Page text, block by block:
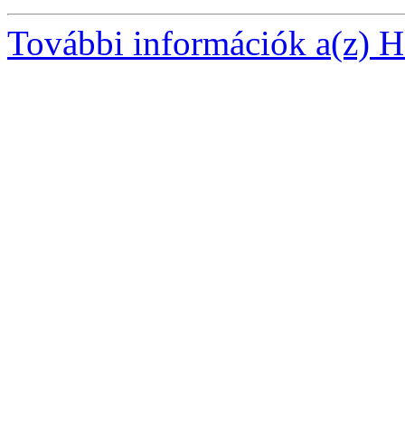
További információk a(z)